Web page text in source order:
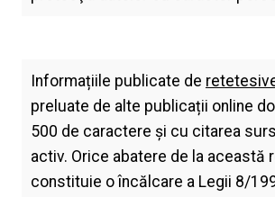
Informațiile publicate de
preluate de alte publicații online
500 de caractere și cu citarea
activ. Orice abatere de la această
constituie o încălcare a Legii 8/